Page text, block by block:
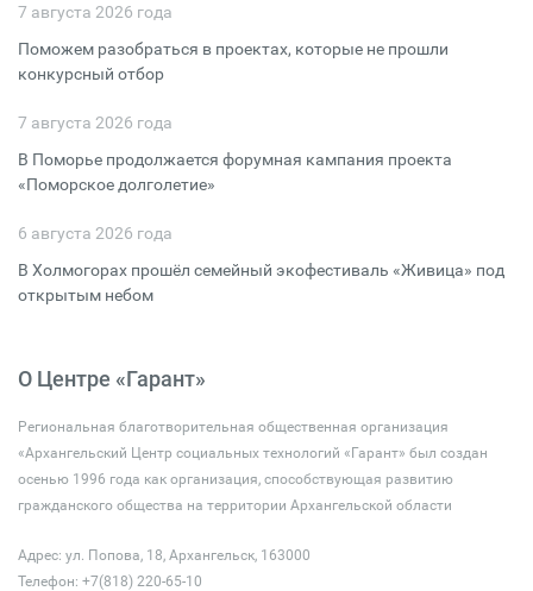
7 августа 2026 года
Поможем разобраться в проектах, которые не прошли
конкурсный отбор
7 августа 2026 года
В Поморье продолжается форумная кампания проекта
«Поморское долголетие»
6 августа 2026 года
В Холмогорах прошёл семейный экофестиваль «Живица» под
открытым небом
О Центре «Гарант»
Региональная благотворительная общественная организация
«Архангельский Центр социальных технологий «Гарант» был создан
осенью 1996 года как организация, способствующая развитию
гражданского общества на территории Архангельской области
Адрес: ул. Попова, 18, Архангельск, 163000
Телефон: +7(818) 220-65-10